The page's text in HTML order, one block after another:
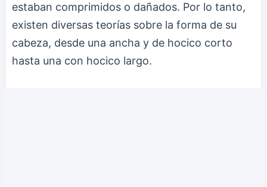
estaban comprimidos o dañados. Por lo tanto,
existen diversas teorías sobre la forma de su
cabeza, desde una ancha y de hocico corto
hasta una con hocico largo.